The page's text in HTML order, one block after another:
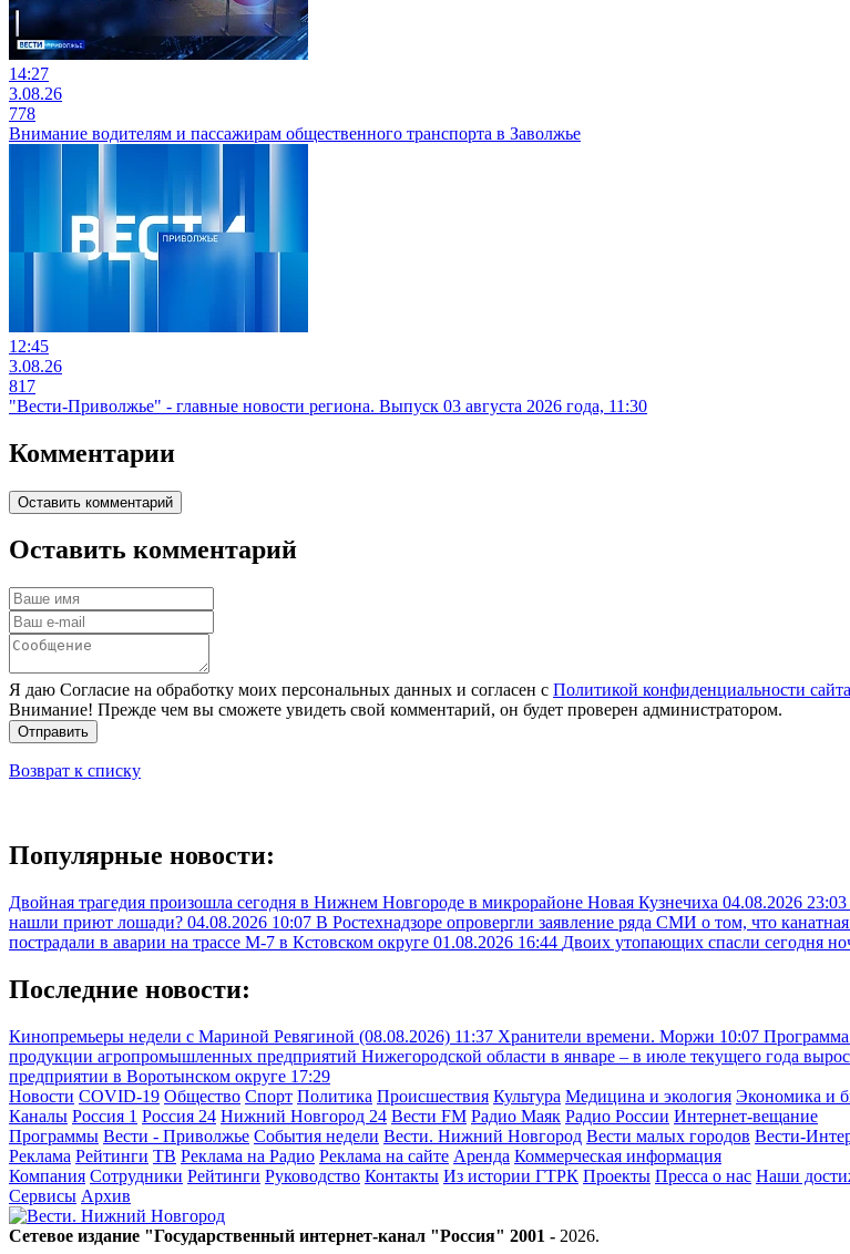
14:27
3.08.26
778
Внимание водителям и пассажирам общественного транспорта в Заволжье
12:45
3.08.26
817
"Вести-Приволжье" - главные новости региона. Выпуск 03 августа 2026 года, 11:30
Комментарии
Оставить комментарий
Оставить комментарий
Я даю Согласие на обработку моих персональных данных и согласен с Политикой конфиденциальности сайта
Внимание! Прежде чем вы сможете увидеть свой комментарий, он будет проверен администратором.
Отправить
Возврат к списку
Популярные новости:
Двойная трагедия произошла сегодня в Нижнем Новгороде в микрорайоне Новая Кузнечиха 04.08.2026 23:03
нашли приют лошади? 04.08.2026 10:07 В Ростехнадзоре опровергли заявление ряда СМИ о том, что
пострадали в аварии на трассе М-7 в Кстовском округе 01.08.2026 16:44 Двоих утопающих спасли сегодня
Последние новости:
Кинопремьеры недели с Мариной Ревягиной (08.08.2026) 11:37 Хранители времени. Моржи 10:07 Программа
продукции агропромышленных предприятий Нижегородской области в январе – в июле текущего года
предприятии в Воротынском округе 17:29
Новости COVID-19 Общество Спорт Политика Происшествия Культура Медицина и экология Экономика и
Каналы Россия 1 Россия 24 Нижний Новгород 24 Вести FM Радио Маяк Радио России Интернет-вещание
Программы Вести - Приволжье События недели Вести. Нижний Новгород Вести малых городов Вести-
Реклама Рейтинги ТВ Реклама на Радио Реклама на сайте Аренда Коммерческая информация
Компания Сотрудники Рейтинги Руководство Контакты Из истории ГТРК Проекты Пресса о нас Наши
Сервисы Архив
Сетевое издание "Государственный интернет-канал "Россия" 2001 - 2026.